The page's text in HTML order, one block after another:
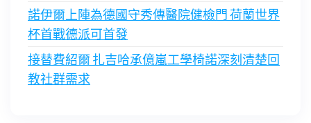
諾伊爾上陣為德國守秀傳醫院健檢門 荷蘭世界
杯首戰德派可首發
接替費紹爾 扎吉哈承億嵐工學椅諾深刻清楚回
教社群需求